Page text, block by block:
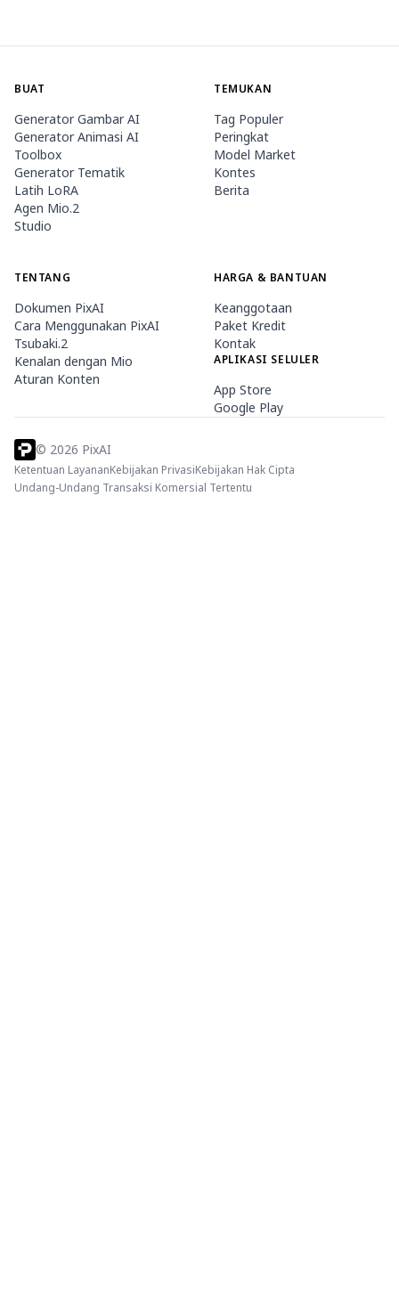
BUAT
Generator Gambar AI
Generator Animasi AI
Toolbox
Generator Tematik
Latih LoRA
Agen Mio.2
Studio
TEMUKAN
Tag Populer
Peringkat
Model Market
Kontes
Berita
TENTANG
Dokumen PixAI
Cara Menggunakan PixAI
Tsubaki.2
Kenalan dengan Mio
Aturan Konten
HARGA & BANTUAN
Keanggotaan
Paket Kredit
Kontak
APLIKASI SELULER
App Store
Google Play
© 2026 PixAI
Ketentuan LayananKebijakan PrivasiKebijakan Hak Cipta
Undang-Undang Transaksi Komersial Tertentu